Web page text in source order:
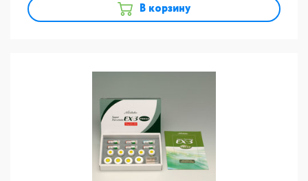
В корзину